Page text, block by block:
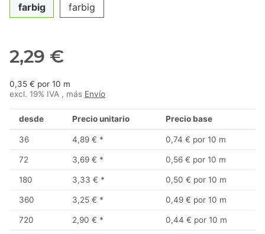
farbig
farbig
2,29 €
0,35 € por 10 m
excl. 19% IVA , más Envío
desde Precio unitario Precio base
36 4,89 € * 0,74 € por 10 m
72 3,69 € * 0,56 € por 10 m
180 3,33 € * 0,50 € por 10 m
360 3,25 € * 0,49 € por 10 m
720 2,90 € * 0,44 € por 10 m